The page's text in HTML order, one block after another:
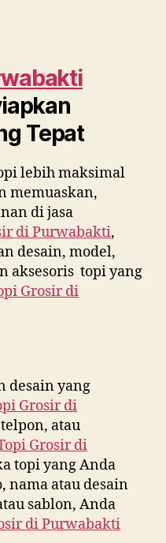
Tepat
lebih maksimal
memuaskan,
di jasa
diPurwabakti,
desain, model,
aksesoris topi yang
Grosir di
desain yang
Grosir di
atau
Grosir di
topi yang Anda
nama atau desain
sablon, Anda
diPurwabakti